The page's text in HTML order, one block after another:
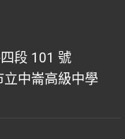
段 101 號
立中崙高級中學